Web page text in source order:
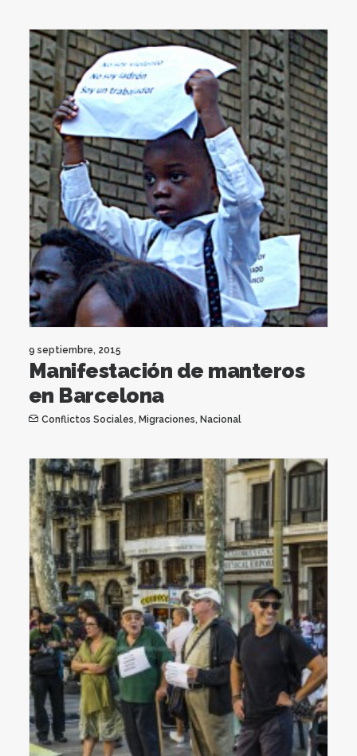
9 septiembre, 2015
Manifestación de manteros
en Barcelona
Conflictos Sociales, Migraciones, Nacional